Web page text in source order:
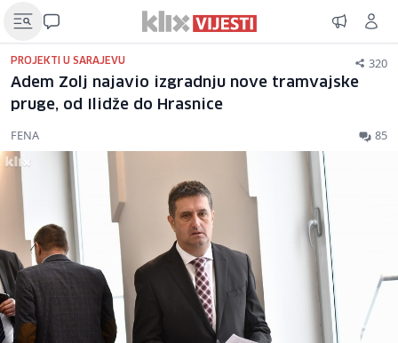
PROJEKTI U SARAJEVU 320
Adem Zolj najavio izgradnju nove tramvajske
pruge, od Ilidže do Hrasnice
FENA 85